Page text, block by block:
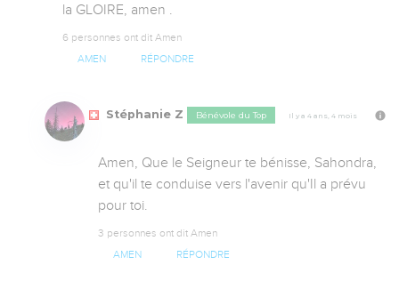
la GLOIRE, amen .
6 personnes ont dit Amen
AMEN RÉPONDRE
Stéphanie Z Bénévole du Top Il y a 4 ans, 4 mois
Amen, Que le Seigneur te bénisse, Sahondra,
et qu'il te conduise vers l'avenir qu'Il a prévu
pour toi.
3 personnes ont dit Amen
AMEN RÉPONDRE